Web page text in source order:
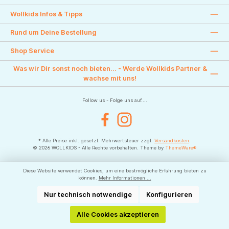
Wollkids Infos & Tipps
Rund um Deine Bestellung
Shop Service
Was wir Dir sonst noch bieten... - Werde Wollkids Partner &
wachse mit uns!
Follow us - Folge uns auf....
FacebookInstagram
* Alle Preise inkl. gesetzl. Mehrwertsteuer zzgl. Versandkosten
© 2026 WOLLKIDS - Alle Rechte vorbehalten. Theme by ThemeWare®
Diese Website verwendet Cookies, um eine bestmögliche Erfahrung bieten zu
können.
Mehr Informationen ...
Nur technisch notwendige Konfigurieren
Alle Cookies akzeptieren